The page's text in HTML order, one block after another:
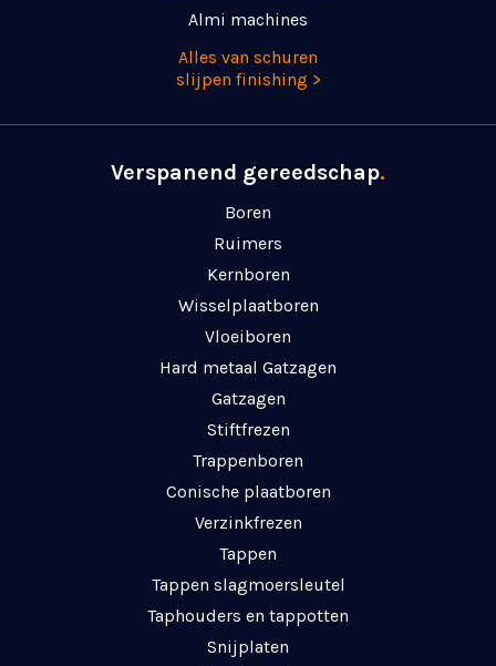
Almi machines
Alles van schuren
slijpen finishing >
Verspanend gereedschap.
Boren
Ruimers
Kernboren
Wisselplaatboren
Vloeiboren
Hard metaal Gatzagen
Gatzagen
Stiftfrezen
Trappenboren
Conische plaatboren
Verzinkfrezen
Tappen
Tappen slagmoersleutel
Taphouders en tappotten
Snijplaten